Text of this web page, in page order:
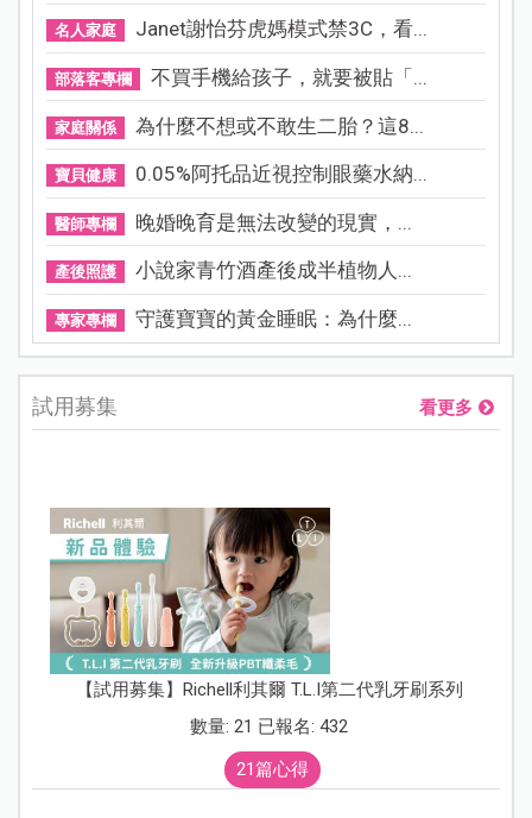
名人家庭 Janet謝怡芬虎媽模式禁3C，看...
部落客專欄 不買手機給孩子，就要被貼「...
家庭關係 為什麼不想或不敢生二胎？這8...
寶貝健康 0.05%阿托品近視控制眼藥水納...
醫師專欄 晚婚晚育是無法改變的現實，...
產後照護 小說家青竹酒產後成半植物人...
專家專欄 守護寶寶的黃金睡眠：為什麼...
試用募集 看更多
【試用募集】Richell利其爾 T.L.I第二代乳牙刷系列
數量: 21 已報名: 432
21篇心得